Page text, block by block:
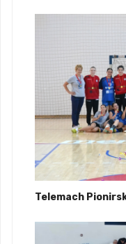
Telemach